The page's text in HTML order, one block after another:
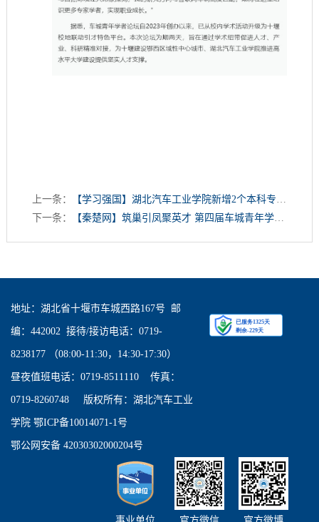
上一条：
【学习强国】湖北汽车工业学院新增2个本科专业 学科专业布局再提质升级
下一条：
【秦楚网】筑巢引凤聚英才 第四届车城青年学者论坛在湖北汽院开幕
地址：湖北省十堰市车城西路167号 邮
编：442002 接待/接访电话：0719-
8238177 （08:00-11:30，14:30-17:30）
昼夜值班电话：0719-8511110 传真：
0719-8260748 版权所有：湖北汽车工业
学院 鄂ICP备10014071-1号
鄂公网安备 42030302000204号